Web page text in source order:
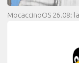
MocaccinoOS 26.08: